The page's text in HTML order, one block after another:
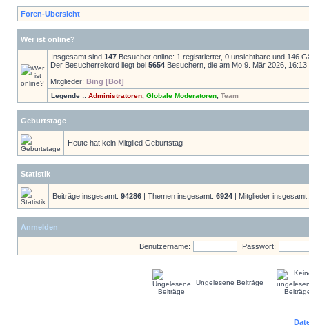
Foren-Übersicht
Wer ist online?
Insgesamt sind 147 Besucher online: 1 registrierter, 0 unsichtbare und 146
Der Besucherrekord liegt bei 5654 Besuchern, die am Mo 9. Mär 2026,
Mitglieder: Bing [Bot]
Legende :: Administratoren Globale Moderatoren Team
Geburtstage
Heute hat kein Mitglied Geburtstag
Statistik
Beiträge insgesamt: 94286 | Themen insgesamt: 6924 | Mitglieder
Anmelden
Benutzername: Passwort:
Ungelesene Beiträge